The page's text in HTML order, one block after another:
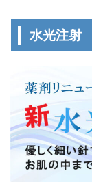
水光注射